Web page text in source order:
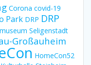
Corona covid-19
Park DRP DRP
Seligenstadt
Großauheim
HomeCon52